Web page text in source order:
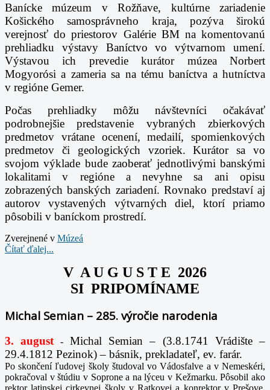
Banícke múzeum v Rožňave, kultúrne zariadenie
Košického samosprávneho kraja, pozýva širokú
verejnosť do priestorov Galérie BM na komentovanú
prehliadku výstavy Baníctvo vo výtvarnom umení.
Výstavou ich prevedie kurátor múzea Norbert
Mogyorósi a zameria sa na tému baníctva a hutníctva
v regióne Gemer.
Počas prehliadky môžu návštevníci očakávať
podrobnejšie predstavenie vybraných zbierkových
predmetov vrátane ocenení, medailí, spomienkových
predmetov či geologických vzoriek. Kurátor sa vo
svojom výklade bude zaoberať jednotlivými banskými
lokalitami v regióne a nevyhne sa ani opisu
zobrazených banských zariadení. Rovnako predstaví aj
autorov vystavených výtvarných diel, ktorí priamo
pôsobili v baníckom prostredí.
Zverejnené v Múzeá
Čítať ďalej...
V A U G U S T E 2026
SI PRIPOMÍNAME
Michal Semian – 285. výročie narodenia
3. august -Michal Semian – (3.8.1741 Vrádište –
29.4.1812 Pezinok) – básnik, prekladateľ, ev. farár.
Po skončení ľudovej školy študoval vo Vádosfalve a v Nemeskéri,
pokračoval v štúdiu v Soprone a na lýceu v Kežmarku. Pôsobil ako